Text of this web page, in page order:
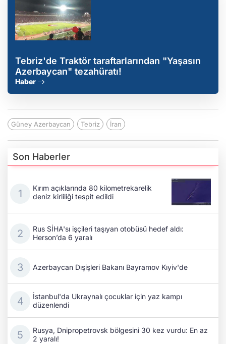
Tebriz'de Traktör taraftarlarından "Yaşasın
Azerbaycan" tezahüratı!
Haber
Güney Azerbaycan Tebriz İran
Son Haberler
Kırım açıklarında 80 kilometrekarelik
deniz kirliliği tespit edildi
Rus SİHA'sı işçileri taşıyan otobüsü hedef aldı:
Herson’da 6 yaralı
Azerbaycan Dışişleri Bakanı Bayramov Kıyiv'de
İstanbul'da Ukraynalı çocuklar için yaz kampı
düzenlendi
Rusya, Dnipropetrovsk bölgesini 30 kez vurdu: En az
2 yaralı!